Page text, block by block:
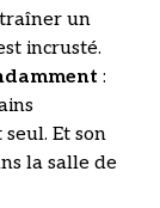
traîner un
incrusté.
:
Et son
la salle de